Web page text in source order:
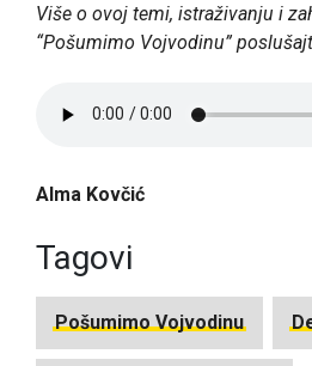
Više o ovoj temi, istraživanju i
“Pošumimo Vojvodinu”
Alma Kovčić
Tagovi
Pošumimo Vojvodinu